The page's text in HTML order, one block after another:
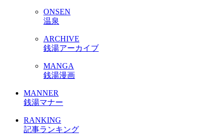
ONSEN
温泉
ARCHIVE
銭湯アーカイブ
MANGA
銭湯漫画
MANNER
銭湯マナー
RANKING
記事ランキング